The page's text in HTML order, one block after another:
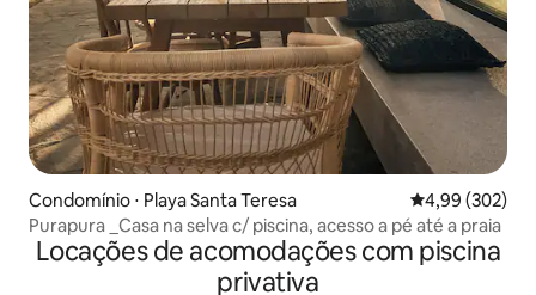
Condomínio ⋅ Playa Santa Teresa 4,99 de uma
4,99 (302)
Purapura _Casa na selva c/ piscina, acesso a pé até a praia
Locações de acomodações com piscina
privativa